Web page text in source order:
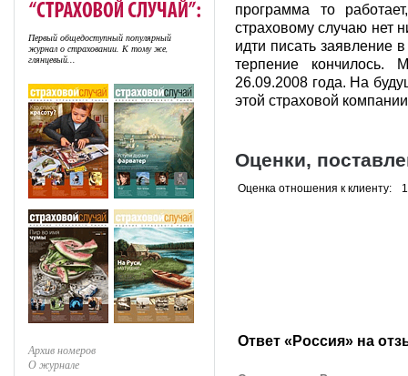
Первый общедоступный популярный
журнал о страховании. К тому же,
глянцевый...
Архив номеров
О журнале
программа то
страховому случаю нет
идти писать заявление
терпение
26.09.2008 года. На
этой страховой
Оценки,
Оценка отношения к клиенту: 1
Ответ «Россия» на